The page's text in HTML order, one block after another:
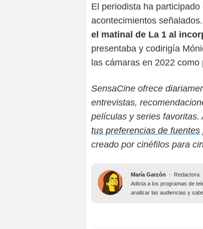
El periodista ha
acontecimientos
el matinal de La 1 al
presentaba y codirigía
las cámaras en 2022
SensaCine ofrece
entrevistas,
películas y series
tus preferencias de fuentes
creado por cinéfilos para
María Garzón -
Redactora
Adicta a los programas de
analizar las audiencias y